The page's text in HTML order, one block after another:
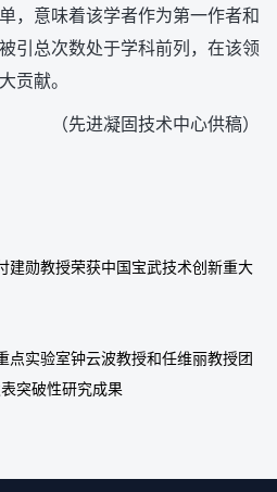
，意味着该学者作为第一作者和
引总次数处于学科前列，在该领
贡献。
（先进凝固技术中心供稿）
建勋教授荣获中国宝武技术创新重大
点实验室钟云波教授和任维丽教授团
突破性研究成果